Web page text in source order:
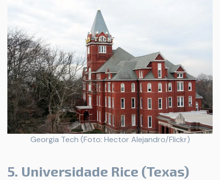
Georgia Tech (Foto: Hector Alejandro/Flickr)
5. Universidade Rice (Texas)